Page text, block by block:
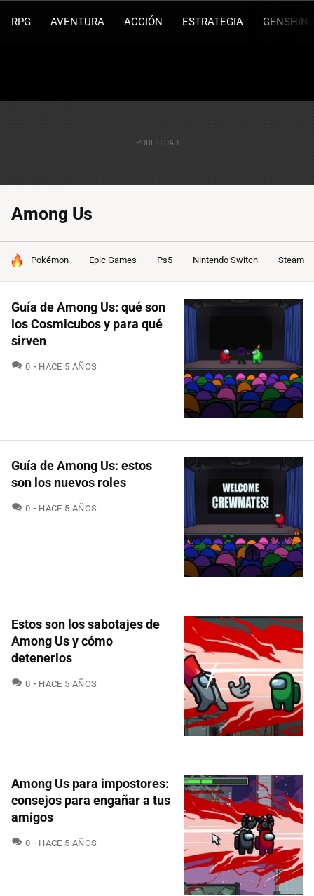
RPG AVENTURA ACCIÓN ESTRATEGIA GENSHIN
Among Us
HOY SE HABLA DE
Pokémon Epic Games Ps5 Nintendo Switch Steam
Guía de Among Us: qué son
los Cosmicubos y para qué
sirven
0 COMENTARIOS
HACE 5 AÑOS
Guía de Among Us: estos
son los nuevos roles
0 COMENTARIOS
HACE 5 AÑOS
Estos son los sabotajes de
Among Us y cómo
detenerlos
0 COMENTARIOS
HACE 5 AÑOS
Among Us para impostores:
consejos para engañar a tus
amigos
0 COMENTARIOS
HACE 5 AÑOS